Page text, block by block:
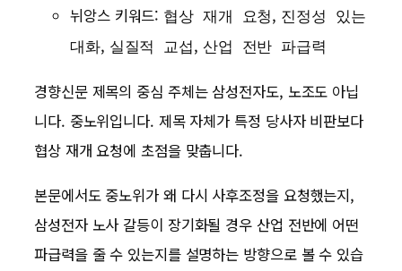
뉘앙스 키워드: 협상 재개 요청, 진정성 있는
대화, 실질적 교섭, 산업 전반 파급력
경향신문 제목의 중심 주체는 삼성전자도, 노조도 아닙
니다. 중노위입니다. 제목 자체가 특정 당사자 비판보다
협상 재개 요청에 초점을 맞춥니다.
본문에서도 중노위가 왜 다시 사후조정을 요청했는지,
삼성전자 노사 갈등이 장기화될 경우 산업 전반에 어떤
파급력을 줄 수 있는지를 설명하는 방향으로 볼 수 있습